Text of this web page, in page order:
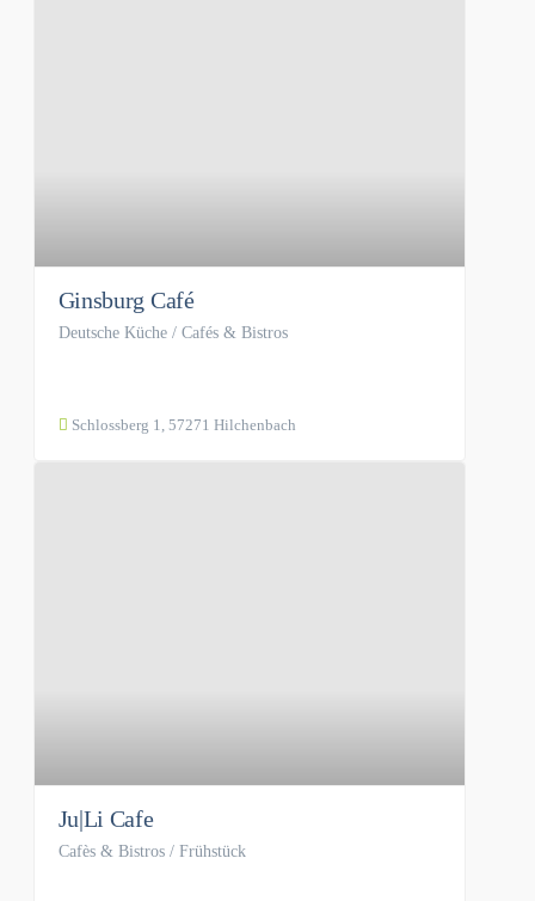
Ginsburg Café
Deutsche Küche / Cafés & Bistros
Schlossberg 1, 57271 Hilchenbach
Ju|Li Cafe
Cafès & Bistros / Frühstück